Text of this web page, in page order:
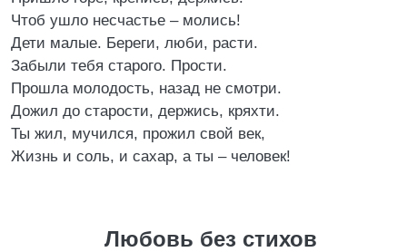
Чтоб ушло несчастье – молись!
Дети малые. Береги, люби, расти.
Забыли тебя старого. Прости.
Прошла молодость, назад не смотри.
Дожил до старости, держись, кряхти.
Ты жил, мучился, прожил свой век,
Жизнь и соль, и сахар, а ты – человек!
Любовь без стихов